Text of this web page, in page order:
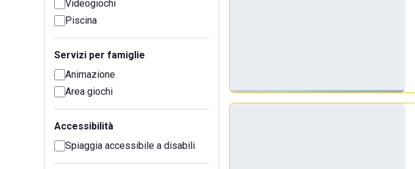
Videogiochi
Piscina
Servizi per famiglie
Animazione
Area giochi
Accessibilità
Spiaggia accessibile a disabili